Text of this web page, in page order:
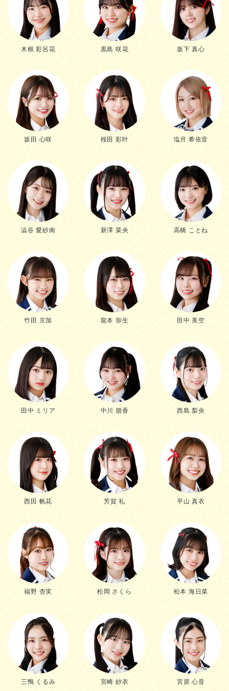
木根 彩呂花 黒島 咲花 坂下 真心
坂田 心咲 桜田 彩叶 塩月 希依音
澁谷 愛紗南 新澤 菜央 高橋 ことね
竹田 京加 龍本 弥生 田中 美空
田中 ミリア 中川 朋香 西島 梨央
西田 帆花 芳賀 礼 平山 真衣
福野 杏実 松岡 さくら 松本 海日菜
三鴨 くるみ 宮崎 紗衣 宮原 心音